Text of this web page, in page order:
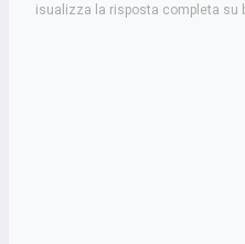
isualizza la risposta completa su